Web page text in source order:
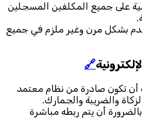
على جميع المكلفين المسجلين
بشكل مرن وغير ملزم في جميع
🔗
تكون صادرة من نظام معتمد
والضريبة والجمارك.
أن يتم ربطه مباشرة